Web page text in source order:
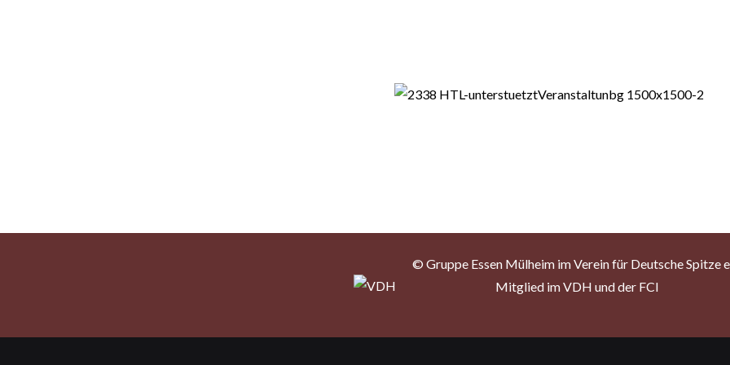
© Gruppe Essen Mülheim im Verein für Deutsche Spitze
Mitglied im VDH und der FCI